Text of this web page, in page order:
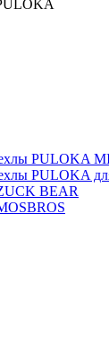
PULOKA
PULOKA
BEAR